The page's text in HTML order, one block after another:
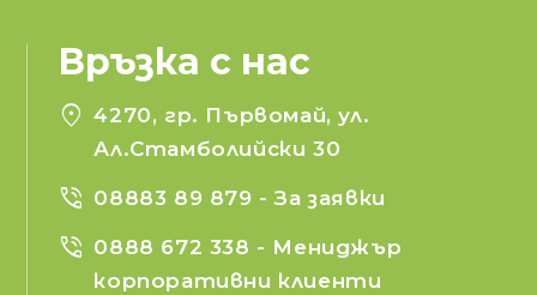
Връзка с нас
location_on 4270, гр. Първомай, ул.
Ал.Стамболийски 30
phone_in_talk 08883 89 879 - За заявки
phone_in_talk 0888 672 338 - Мениджър
корпоративни клиенти